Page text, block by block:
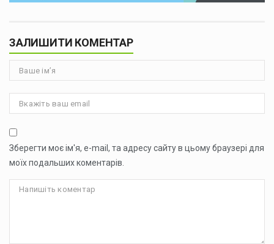
ЗАЛИШИТИ КОМЕНТАР
Зберегти моє ім'я, e-mail, та адресу сайту в цьому браузері для
моїх подальших коментарів.